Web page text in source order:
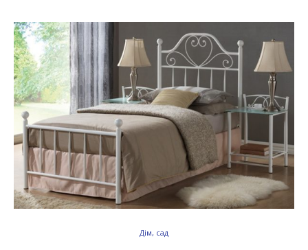
Дім, сад